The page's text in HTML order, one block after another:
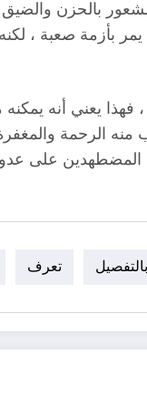
الشعور بالحزن
بأزمة صعبة ،
فهذا يعني أنه
الرحمة
المضطهدين على
بالتفصيل تعرف